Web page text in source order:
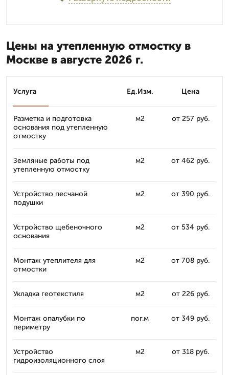
Цены на утепленную отмостку в
Москве в августе 2026 г.
Услуга Ед.Изм. Цена
Разметка и подготовка
основания под утепленную
отмостку
м2 от 257 руб.
Земляные работы под
утепленную отмостку
м2 от 462 руб.
Устройство песчаной
подушки
м2 от 390 руб.
Устройство щебеночного
основания
м2 от 534 руб.
Монтаж утеплителя для
отмостки
м2 от 708 руб.
Укладка геотекстиля м2 от 226 руб.
Монтаж опалубки по
периметру
пог.м от 349 руб.
Устройство
гидроизоляционного слоя
м2 от 318 руб.